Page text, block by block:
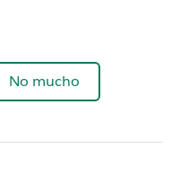
No mucho